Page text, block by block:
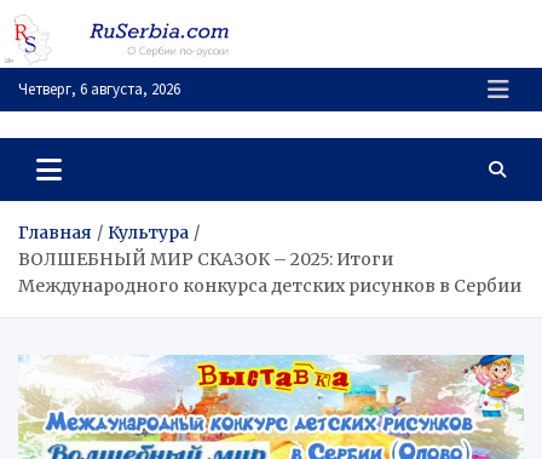
Перейти
содержимому
Четверг, 6 августа, 2026
RuSerbia.com
О Сербии – по-русски
Главная
Культура
ВОЛШЕБНЫЙ МИР СКАЗОК – 2025: Итоги
Международного конкурса детских рисунков в Сербии